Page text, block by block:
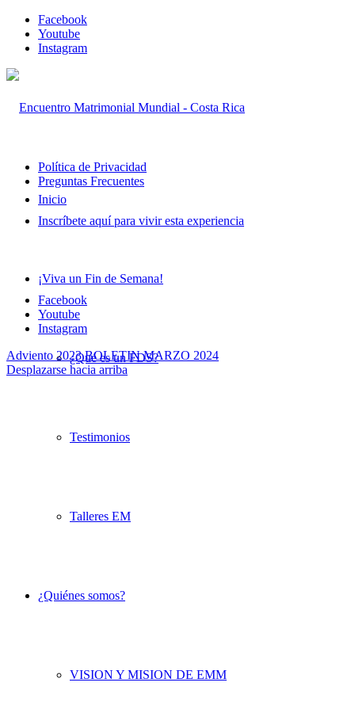
Facebook
Youtube
Instagram
Inicio
¡Viva un Fin de Semana!
¿Qué es un FDS?
Testimonios
Talleres EM
¿Quiénes somos?
VISION Y MISION DE EMM
Política de Privacidad
Preguntas Frecuentes
Inscríbete aquí para vivir esta experiencia
Facebook
Youtube
Instagram
Adviento 2023 BOLETIN MARZO 2024
Desplazarse hacia arriba